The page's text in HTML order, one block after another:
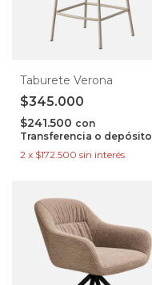
Taburete Verona
$345.000
$241.500 con
Transferencia o depósito
2 x $172.500 sin interés